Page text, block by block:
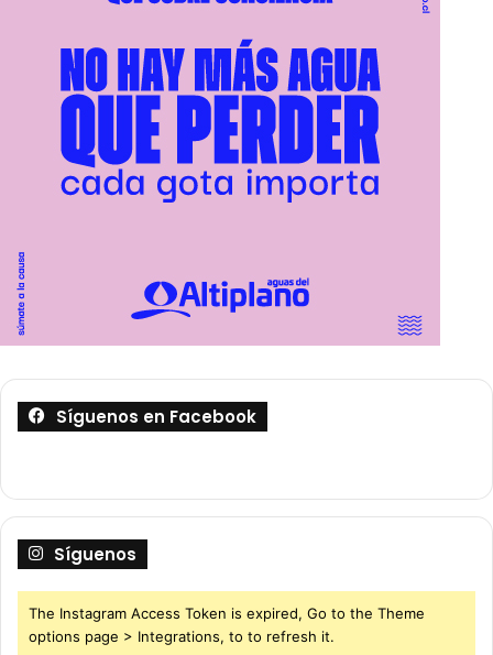
Síguenos en Facebook
Síguenos
The Instagram Access Token is expired, Go to the Theme
options page > Integrations, to to refresh it.